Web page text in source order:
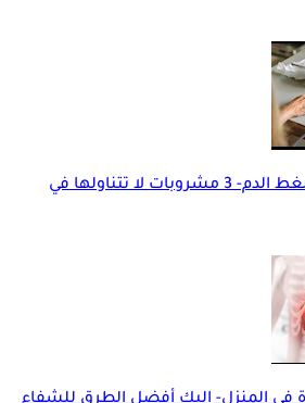
ممنوعات ارتفاع ضغط الدم- 3 مشروبات لا تتناولها في